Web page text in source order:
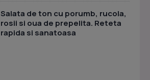
Salata de ton cu porumb, rucola,
rosii si oua de prepelita. Reteta
rapida si sanatoasa